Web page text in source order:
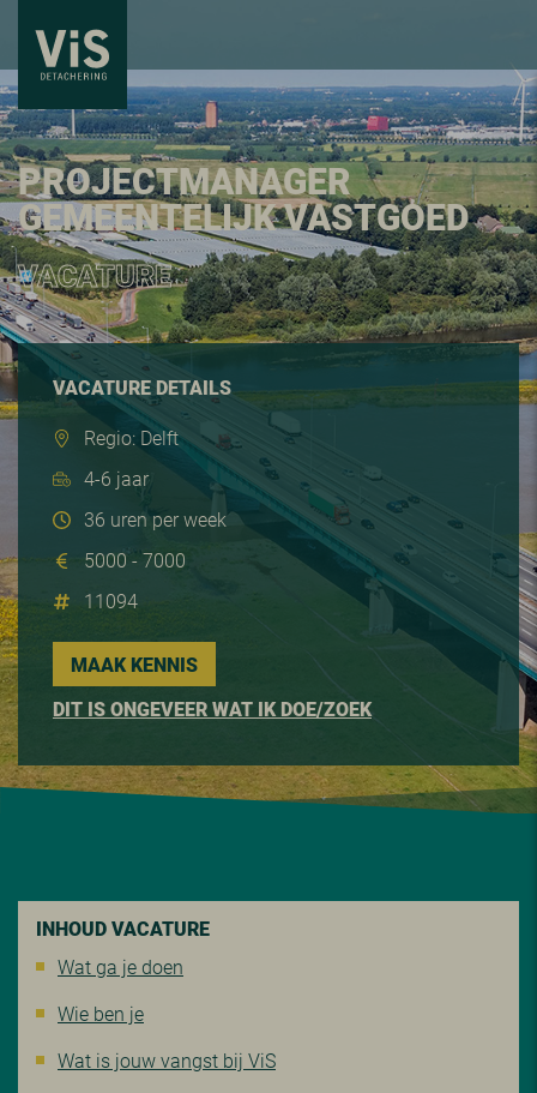
PROJECTMANAGER
GEMEENTELIJK VASTGOED
VACATURE
VACATURE DETAILS
Regio: Delft
4-6 jaar
36 uren per week
5000 - 7000
11094
MAAK KENNIS
DIT IS ONGEVEER WAT IK DOE/ZOEK
INHOUD VACATURE
Wat ga je doen
Wie ben je
Wat is jouw vangst bij ViS